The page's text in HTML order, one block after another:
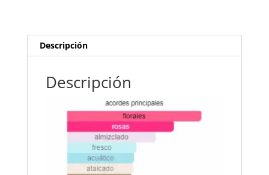
Descripción
Descripción